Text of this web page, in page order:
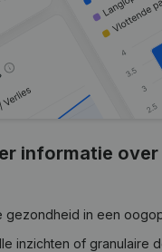
informatie
gezondheid in een
inzichten of granulaire